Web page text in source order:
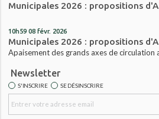
Municipales 2026 : propositions
10h59 08 févr. 2026
Municipales 2026 : propositions
Apaisement des grands axes de circulation
Newsletter
S'INSCRIRE SE DÉSINSCRIRE